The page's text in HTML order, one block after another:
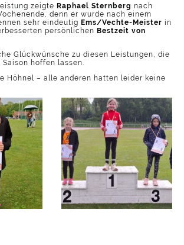
zeigte Raphael Sternberg nach
denn er wurde nach einem
sehr eindeutig Ems/Vechte-Meister in
persönlichen Bestzeit von
Glückwünsche zu diesen Leistungen, die
hoffen lassen.
Höhnel – alle anderen hatten leider keine